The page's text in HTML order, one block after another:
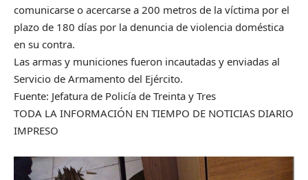
comunicarse o acercarse a 200 metros de la víctima por el
plazo de 180 días por la denuncia de violencia doméstica
en su contra.
Las armas y municiones fueron incautadas y enviadas al
Servicio de Armamento del Ejército.
Fuente: Jefatura de Policía de Treinta y Tres
TODA LA INFORMACIÓN EN TIEMPO DE NOTICIAS DIARIO
IMPRESO